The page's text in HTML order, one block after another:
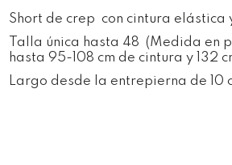
Short de crep con cintura elástica
Talla única hasta 48 (Medida en
hasta 95-108 cm de cintura y 132
Largo desde la entrepierna de 10